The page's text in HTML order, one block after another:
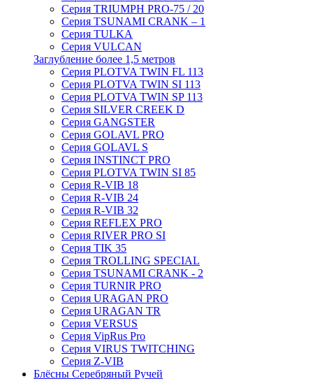
Серия TRIUMPH PRO-75 / 20
Серия TSUNAMI CRANK – 1
Серия TULKA
Серия VULCAN
Заглубление более 1,5 метров
Серия PLOTVA TWIN FL 113
Серия PLOTVA TWIN SI 113
Серия PLOTVA TWIN SP 113
Серия SILVER CREEK D
Серия GANGSTER
Серия GOLAVL PRO
Серия GOLAVL S
Серия INSTINCT PRO
Серия PLOTVA TWIN SI 85
Серия R-VIB 18
Серия R-VIB 24
Серия R-VIB 32
Серия REFLEX PRO
Серия RIVER PRO SI
Серия TIK 35
Серия TROLLING SPECIAL
Серия TSUNAMI CRANK - 2
Серия TURNIR PRO
Серия URAGAN PRO
Серия URAGAN TR
Серия VERSUS
Серия VipRus Pro
Серия VIRUS TWITCHING
Серия Z-VIB
Блёсны Серебряный Ручей